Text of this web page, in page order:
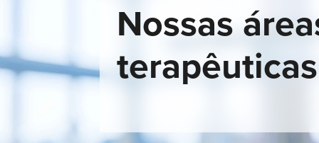
Nossas
terapêuticas